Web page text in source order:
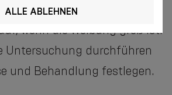
handelt. Suchen Sie
wenn die Wölbung groß ist.
Untersuchung durchführen
und Behandlung festlegen.
ALLE ABLEHNEN